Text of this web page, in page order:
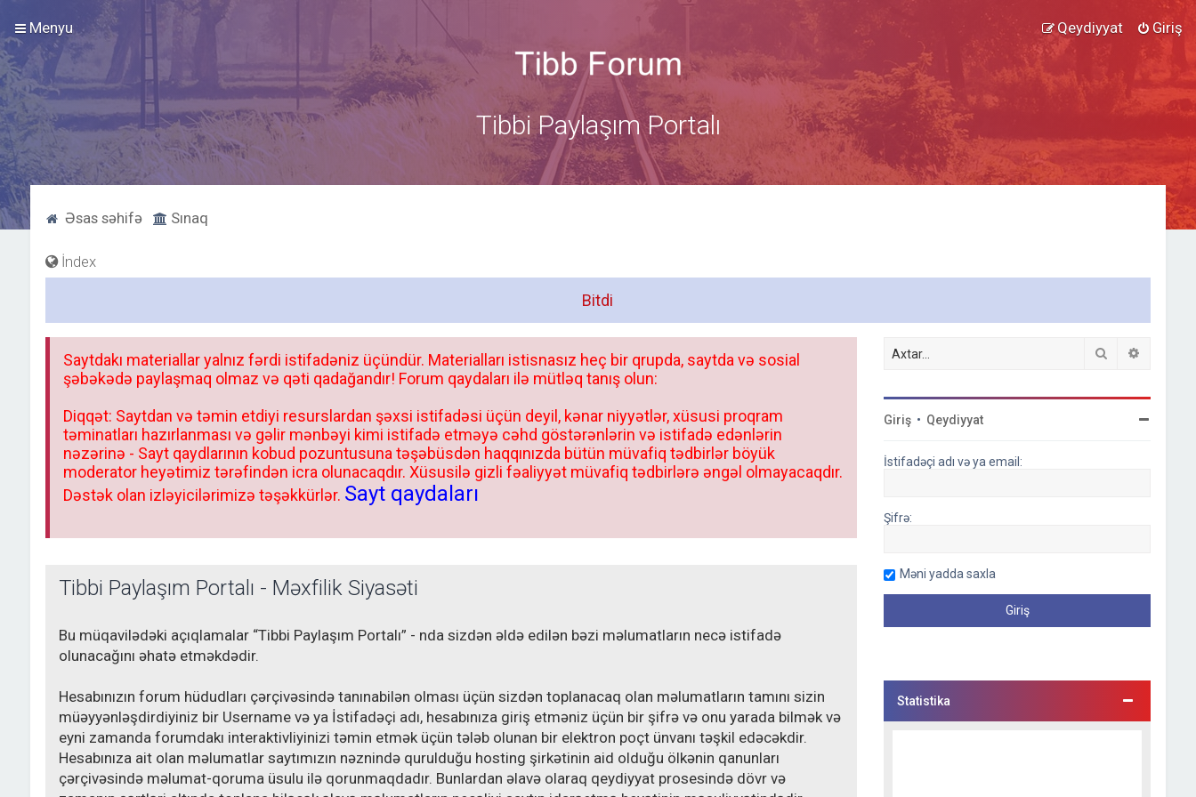
Menyu Giriş
Qeydiyyat
Tibbi Paylaşım Portalı
Əsas səhifə Sınaq
İndex
Bitdi
Saytdakı materiallar yalnız fərdi istifadəniz üçündür. Materialları istisnasız heç bir qrupda, saytda və sosial
şəbəkədə paylaşmaq olmaz və qəti qadağandır! Forum qaydaları ilə mütləq tanış olun:
Diqqət: Saytdan və təmin etdiyi resurslardan şəxsi istifadəsi üçün deyil, kənar niyyətlər, xüsusi proqram
təminatları hazırlanması və gəlir mənbəyi kimi istifadə etməyə cəhd göstərənlərin və istifadə edənlərin
nəzərinə - Sayt qaydlarının kobud pozuntusuna təşəbüsdən haqqınızda bütün müvafiq tədbirlər böyük
moderator heyətimiz tərəfindən icra olunacaqdır. Xüsusilə gizli fəaliyyət müvafiq tədbirlərə əngəl olmayacaqdır.
Dəstək olan izləyicilərimizə təşəkkürlər. Sayt qaydaları
Tibbi Paylaşım Portalı - Məxfilik Siyasəti
Bu müqavilədəki açıqlamalar “Tibbi Paylaşım Portalı” - nda sizdən əldə edilən bəzi məlumatların necə istifadə
olunacağını əhatə etməkdədir.
Hesabınızın forum hüdudları çərçivəsində tanınabilən olması üçün sizdən toplanacaq olan məlumatların tamını sizin
müəyyənləşdirdiyiniz bir Username və ya İstifadəçi adı, hesabınıza giriş etməniz üçün bir şifrə və onu yarada bilmək və
eyni zamanda forumdakı interaktivliyinizi təmin etmək üçün tələb olunan bir elektron poçt ünvanı təşkil edəcəkdir.
Hesabınıza ait olan məlumatlar saytımızın nəznində qurulduğu hosting şirkətinin aid olduğu ölkənin qanunları
çərçivəsində məlumat-qoruma üsulu ilə qorunmaqdadır. Bunlardan əlavə olaraq qeydiyyat prosesində dövr və
Axtar
Giriş • Qeydiyyat
İstifadəçi adı və ya email:
Şifrə:
Məni yadda saxla
Statistika